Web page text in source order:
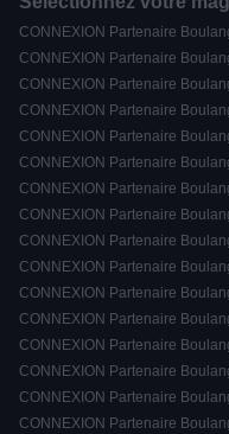
CONNEXION Partenaire
CONNEXION Partenaire
CONNEXION Partenaire
CONNEXION Partenaire
CONNEXION Partenaire
CONNEXION Partenaire
CONNEXION Partenaire
CONNEXION Partenaire
CONNEXION Partenaire
CONNEXION Partenaire
CONNEXION Partenaire
CONNEXION Partenaire
CONNEXION Partenaire
CONNEXION Partenaire
CONNEXION Partenaire
CONNEXION Partenaire